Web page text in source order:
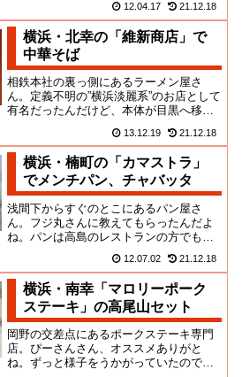
所だよね。したがって、駅周辺...
12.04.17 21.12.18
横浜・北幸の「維新商店」で
中華そば
相鉄本社の裏っ側にあるラーメン屋さ
ん。定義不明の”横浜淡麗系”のお店として
有名だったんだけど、本体が目黒へ移っ
たんだそうだ。前もおいしい...
13.12.19 21.12.18
横浜・楠町の「カマストラ」
でメンチパン、チャバッタ
浅間下からすぐのとこにあるパン屋さ
ん。フジ丸さんに教えてもらったんだよ
ね。パンは高島のレストランの方でも買
たいなんだわ。よりによって、イ...
12.07.02 21.12.18
横浜・南幸「マロリーポーク
ステーキ」の高尾山セット
岡野の交差点にあるポークステーキ専門
店。ぴーさんさん、オススメありがと
ね。ずっと様子をうかがっていたのです